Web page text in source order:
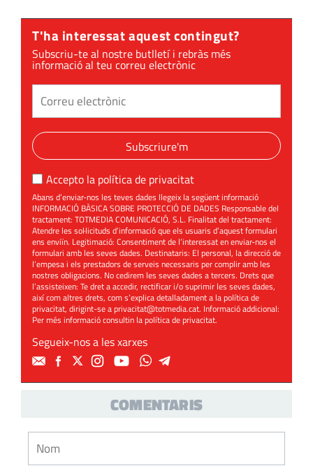
T'ha interessat aquest contingut?
Subscriu-te al nostre butlletí i rebràs més
informació al teu correu electrònic
Subscriure'm
Accepto la política de privacitat
Abans d’enviar-nos les teves dades llegeix la següent informació
INFORMACIÓ BÀSICA SOBRE PROTECCIÓ DE DADES Responsable del
tractament: TOTMEDIA COMUNICACIÓ, S.L. Finalitat del tractament:
Atendre les sol·licituds d’informació que els usuaris d’aquest formulari
ens enviïn. Legitimació: Consentiment de l’interessat en enviar-nos el
formulari amb les seves dades. Destinataris: El personal, la direcció de
l’empesa i els prestadors de serveis necessaris per complir amb les
nostres obligacions. No cedirem les seves dades a tercers. Drets que
l’assisteixen: Te dret a accedir, rectificar i/o suprimir les seves dades,
així com altres drets, com s’explica detalladament a la política de
privacitat, dirigint-se aprivacitat@totmedia.cat. Informació addicional:
Per més informació consultin lapolítica de privacitat.
Segueix-nos a les xarxes
COMENTARIS